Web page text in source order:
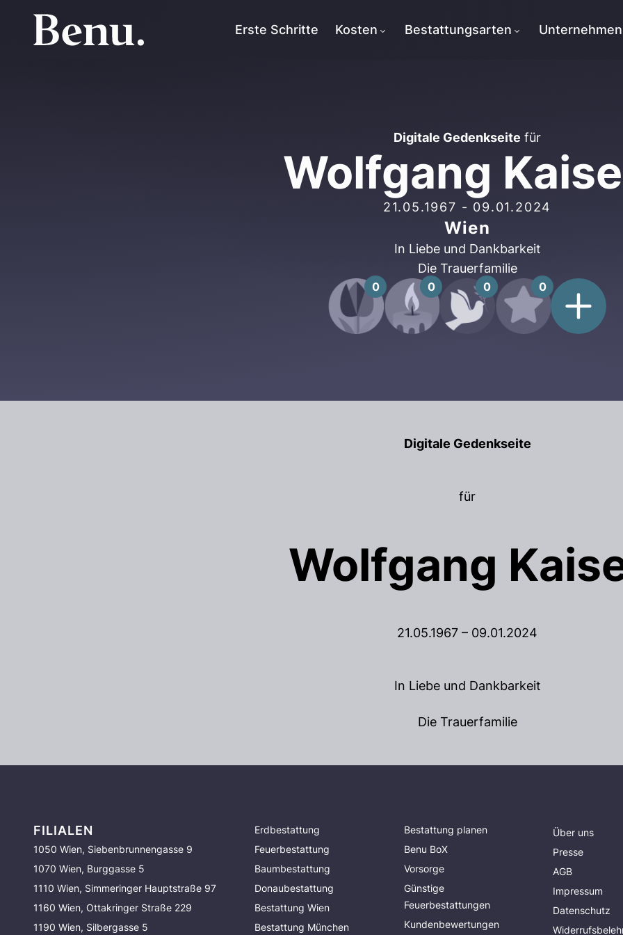
Erste Schritte Kosten Bestattungsarten Unternehmen
Digitale Gedenkseite für
Wolfgang
21.05.1967 - 09.01.2024
Wien
In Liebe und Dankbarkeit
Die Trauerfamilie
0 0 0 0
Digitale Gedenkseite
für
Wolfgang
21.05.1967 – 09.01.2024
In Liebe und Dankbarkeit
Die Trauerfamilie
FILIALEN
1050 Wien, Siebenbrunnengasse 9
1070 Wien, Burggasse 5
1110 Wien, Simmeringer Hauptstraße 97
1160 Wien, Ottakringer Straße 229
1190 Wien, Silbergasse 5
Erdbestattung
Feuerbestattung
Baumbestattung
Donaubestattung
Bestattung Wien
Bestattung München
Bestattung planen
Benu BoX
Vorsorge
Günstige
Feuerbestattungen
Kundenbewertungen
Über uns
Presse
AGB
Impressum
Datenschutz